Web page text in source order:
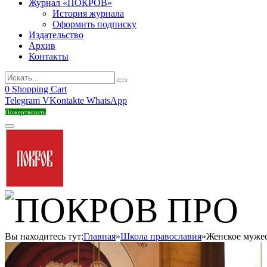
Журнал «ПОКРОВ»
История журнала
Оформить подписку
Издательство
Архив
Контакты
0 Shopping Cart
Telegram VKontakte WhatsApp
Пожертвовать
Вы находитесь тут:Главная»Школа православия»Женское